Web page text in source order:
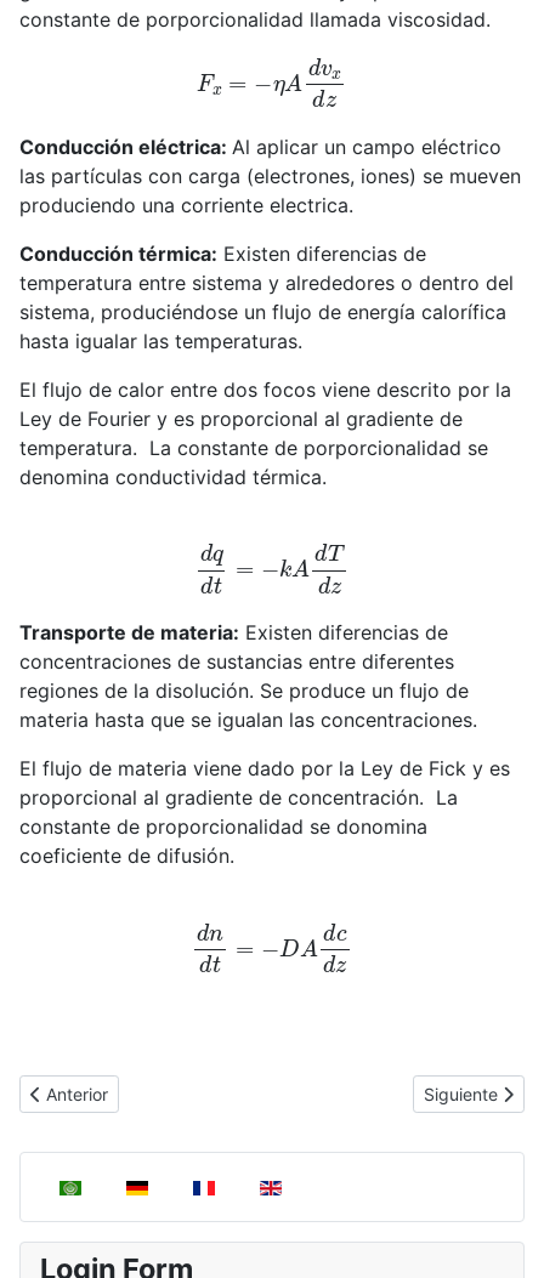
Seleccione su idioma
Login Form
constante de porporcionalidad llamada viscosidad.
xd
Conducción eléctrica: Al aplicar un campo eléctrico
las partículas con carga (electrones, iones) se mueven
produciendo una corriente electrica.
Conducción térmica: Existen diferencias de
temperatura entre sistema y alrededores o dentro del
sistema, produciéndose un flujo de energía calorífica
hasta igualar las temperaturas.
El flujo de calor entre dos focos viene descrito por la
Ley de Fourier y es proporcional al gradiente de
temperatura. La constante de porporcionalidad se
denomina conductividad térmica.
dqd Tdz
Transporte de materia: Existen diferencias de
concentraciones de sustancias entre diferentes
regiones de la disolución. Se produce un flujo de
materia hasta que se igualan las concentraciones.
El flujo de materia viene dado por la Ley de Fick y es
proporcional al gradiente de concentración. La
constante de proporcionalidad se donomina
coeficiente de difusión.
dnd cdz
Artículo anterior: Introducción a los fenómenos de transporte
Anterior Artículo
Siguiente